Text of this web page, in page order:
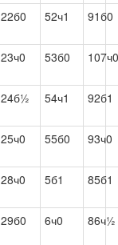
22б0 52ч1 91б0
23ч0 53б0 107ч0
24б½ 54ч1 92б1
25ч0 55б0 93ч0
28ч0 5б1 85б1
29б0 6ч0 86ч½